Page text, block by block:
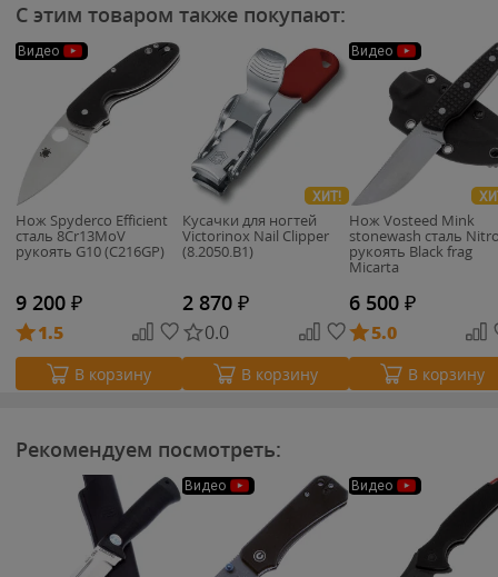
С этим товаром также покупают:
Видео
Нож Spyderco Efficient
сталь 8Cr13MoV
рукоять G10 (C216GP)
9 200 ₽
1.5
В корзину
ХИТ!
Кусачки для ногтей
Victorinox Nail Clipper
(8.2050.B1)
2 870 ₽
0.0
В корзину
Видео
Нож Vosteed Mink
stonewash сталь
рукоять Black frag
Micarta
6 500 ₽
5.0
В корзину
Рекомендуем посмотреть:
Видео Видео